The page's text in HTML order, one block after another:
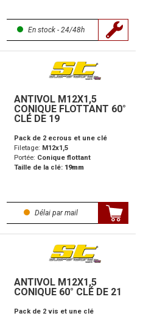
En stock - 24/48h
ANTIVOL M12X1,5
CONIQUE FLOTTANT 60°
CLÉ DE 19
Pack de 2 ecrous et une clé
Filetage: M12x1,5
Portée: Conique flottant
Taille de la clé: 19mm
Délai par mail
ANTIVOL M12X1,5
CONIQUE 60° CLÉ DE 21
Pack de 2 vis et une clé